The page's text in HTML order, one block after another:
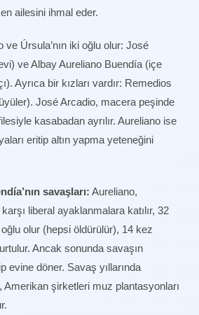
ailesini ihmal eder.
ve Úrsula’nın iki oğlu olur: José
ve Albay Aureliano Buendía (içe
Ayrıca bir kızları vardır: Remedios
José Arcadio, macera peşinde
kasabadan ayrılır. Aureliano ise
eritip altın yapma yeteneğini
savaşları: Aureliano,
liberal ayaklanmalara katılır, 32
olur (hepsi öldürülür), 14 kez
Ancak sonunda savaşın
evine döner. Savaş yıllarında
Amerikan şirketleri muz plantasyonları